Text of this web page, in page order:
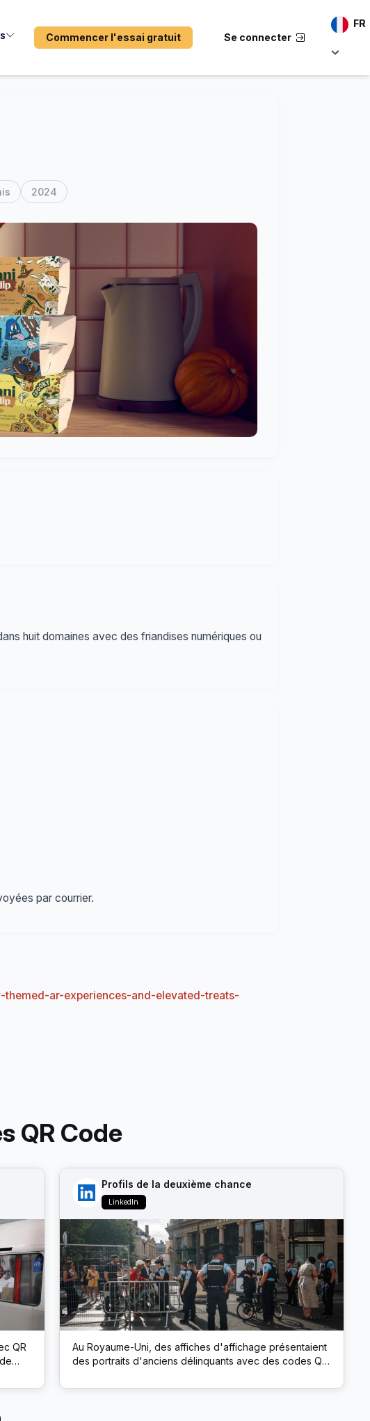
Commencer l'essai gratuit Se connecter
FR
2024
huit domaines avec des friandises numériques ou
par courrier.
ar-experiences-and-elevated-treats-
QR Code
QR
Profils de la deuxième chance
LinkedIn
Au Royaume-Uni, des affiches d'affichage présentaient
des portraits d'anciens délinquants avec des codes QR.
profils LinkedIn des candidats, encourageant ainsi une